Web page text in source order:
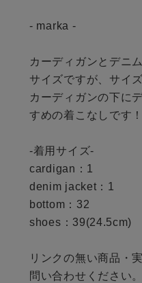
索
探す
テムを探す
商品から探す
ご利用ガイド
グ
セール価格
在庫あり
む
- marka -
カーディガンとデニ
サイズですが、サイ
カーディガンの下に
すめの着こなしです！
-着用サイズ-
cardigan：1
denim jacket：1
bottom：32
shoes：39(24.5cm)
リンクの無い商品・
問い合わせください。